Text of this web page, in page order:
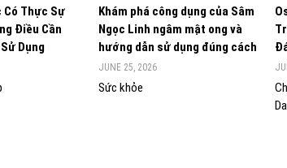
Có Thực Sự
Điều Cần
Dụng
Khám phá công dụng của Sâm
Ngọc Linh ngâm mật ong và
hướng dẫn sử dụng đúng cách
JUNE 25, 2026
Sức khỏe